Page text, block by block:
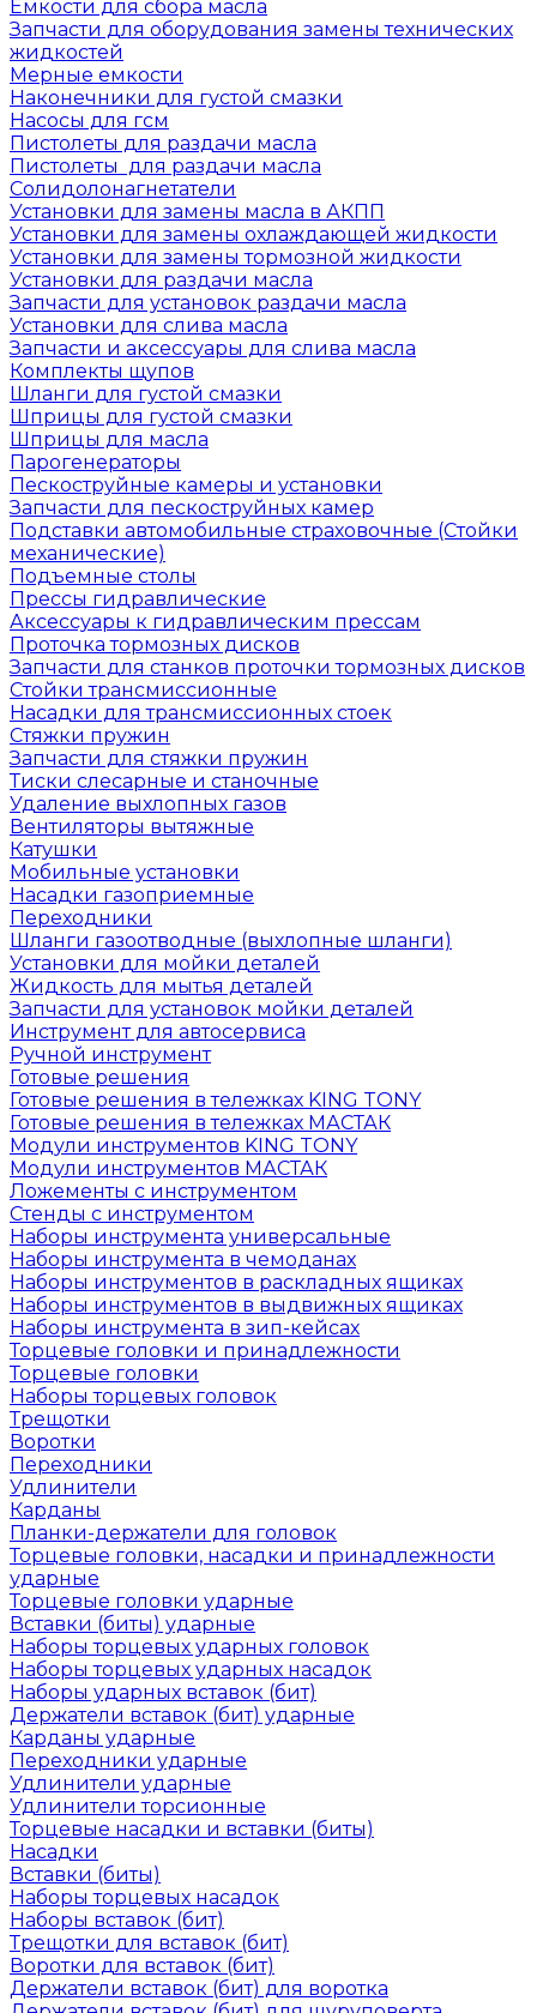
Емкости для сбора масла
Запчасти для оборудования замены технических
жидкостей
Мерные емкости
Наконечники для густой смазки
Насосы для гсм
Пистолеты для раздачи масла
Пистолеты для раздачи масла
Солидолонагнетатели
Установки для замены масла в АКПП
Установки для замены охлаждающей жидкости
Установки для замены тормозной жидкости
Установки для раздачи масла
Запчасти для установок раздачи масла
Установки для слива масла
Запчасти и аксессуары для слива масла
Комплекты щупов
Шланги для густой смазки
Шприцы для густой смазки
Шприцы для масла
Парогенераторы
Пескоструйные камеры и установки
Запчасти для пескоструйных камер
Подставки автомобильные страховочные (Стойки
механические)
Подъемные столы
Прессы гидравлические
Аксессуары к гидравлическим прессам
Проточка тормозных дисков
Запчасти для станков проточки тормозных дисков
Стойки трансмиссионные
Насадки для трансмиссионных стоек
Стяжки пружин
Запчасти для стяжки пружин
Тиски слесарные и станочные
Удаление выхлопных газов
Вентиляторы вытяжные
Катушки
Мобильные установки
Насадки газоприемные
Переходники
Шланги газоотводные (выхлопные шланги)
Установки для мойки деталей
Жидкость для мытья деталей
Запчасти для установок мойки деталей
Инструмент для автосервиса
Ручной инструмент
Готовые решения
Готовые решения в тележках KING TONY
Готовые решения в тележках МАСТАК
Модули инструментов KING TONY
Модули инструментов МАСТАК
Ложементы с инструментом
Стенды с инструментом
Наборы инструмента универсальные
Наборы инструмента в чемоданах
Наборы инструментов в раскладных ящиках
Наборы инструментов в выдвижных ящиках
Наборы инструмента в зип-кейсах
Торцевые головки и принадлежности
Торцевые головки
Наборы торцевых головок
Трещотки
Воротки
Переходники
Удлинители
Карданы
Планки-держатели для головок
Торцевые головки, насадки и принадлежности
ударные
Торцевые головки ударные
Вставки (биты) ударные
Наборы торцевых ударных головок
Наборы торцевых ударных насадок
Наборы ударных вставок (бит)
Держатели вставок (бит) ударные
Карданы ударные
Переходники ударные
Удлинители ударные
Удлинители торсионные
Торцевые насадки и вставки (биты)
Насадки
Вставки (биты)
Наборы торцевых насадок
Наборы вставок (бит)
Трещотки для вставок (бит)
Воротки для вставок (бит)
Держатели вставок (бит) для воротка